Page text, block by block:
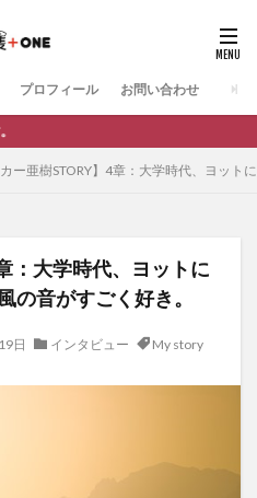
プロフィール お問い合わせ
カー亜樹STORY】4章：大学時代、ヨッ
：大学時代、ヨットに
の音がすごく好き。
日 インタビュー
My story
ア相談
マネジメント
）
イベント
プロの極意